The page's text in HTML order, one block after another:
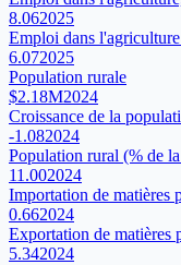
8.062025
Emploi dans
6.072025
Population rurale
$2.18M2024
Croissance de la
-1.082024
Population rural (% de
11.002024
Importation de matières
0.662024
Exportation de matières
5.342024